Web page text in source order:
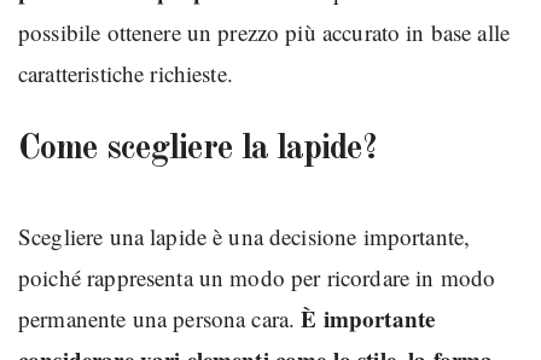
possibile ottenere un prezzo più accurato in base alle
caratteristiche richieste.
Come scegliere la lapide?
Scegliere una lapide è una decisione importante,
poiché rappresenta un modo per ricordare in modo
permanente una persona cara.È importante